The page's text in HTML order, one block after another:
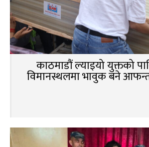
काठमाडौं ल्याइयो युक्तको
विमानस्थलमा भावुक बने